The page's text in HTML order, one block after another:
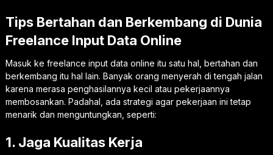
Tips Bertahan dan Berkembang di Dunia
Freelance Input Data Online
Masuk ke freelance input data online itu satu hal, bertahan dan
berkembang itu hal lain. Banyak orang menyerah di tengah jalan
karena merasa penghasilannya kecil atau pekerjaannya
membosankan. Padahal, ada strategi agar pekerjaan ini tetap
menarik dan menguntungkan, seperti:
1. Jaga Kualitas Kerja